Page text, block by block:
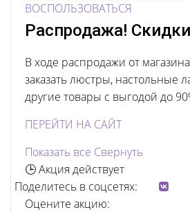
ВОСПОЛЬЗОВАТЬСЯ
Распродажа!
В ходе распродажи от
заказать люстры, настольные
другие товары с выгодой до
ПЕРЕЙТИ НА САЙТ
Показать все Свернуть
🕒 Акция действует
Поделитесь в соцсетях:
Оцените акцию: